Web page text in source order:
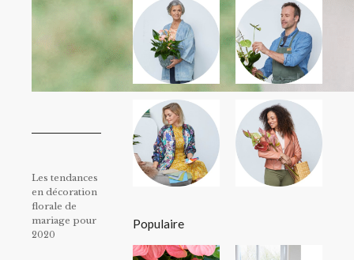
Les tendances
en décoration
florale de
mariage pour
2020
Populaire